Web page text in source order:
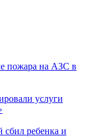
пожара на АЗС в
услуги
сбил ребенка и